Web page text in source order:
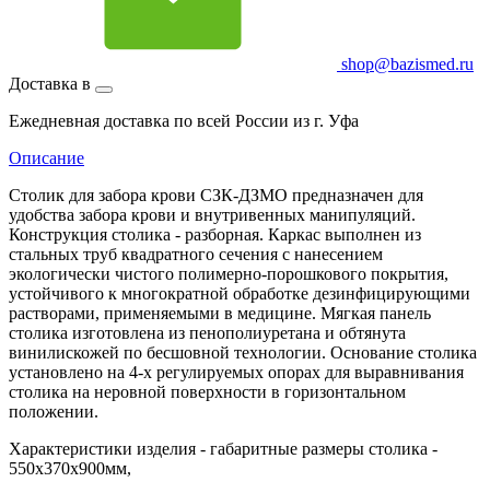
shop@bazismed.ru
Доставка в
Ежедневная доставка по всей России из г. Уфа
Описание
Столик для забора крови СЗК-ДЗМО предназначен для
удобства забора крови и внутривенных манипуляций.
Конструкция столика - разборная. Каркас выполнен из
стальных труб квадратного сечения с нанесением
экологически чистого полимерно-порошкового покрытия,
устойчивого к многократной обработке дезинфицирующими
растворами, применяемыми в медицине. Мягкая панель
столика изготовлена из пенополиуретана и обтянута
винилискожей по бесшовной технологии. Основание столика
установлено на 4-х регулируемых опорах для выравнивания
столика на неровной поверхности в горизонтальном
положении.
Характеристики изделия - габаритные размеры столика -
550х370х900мм,